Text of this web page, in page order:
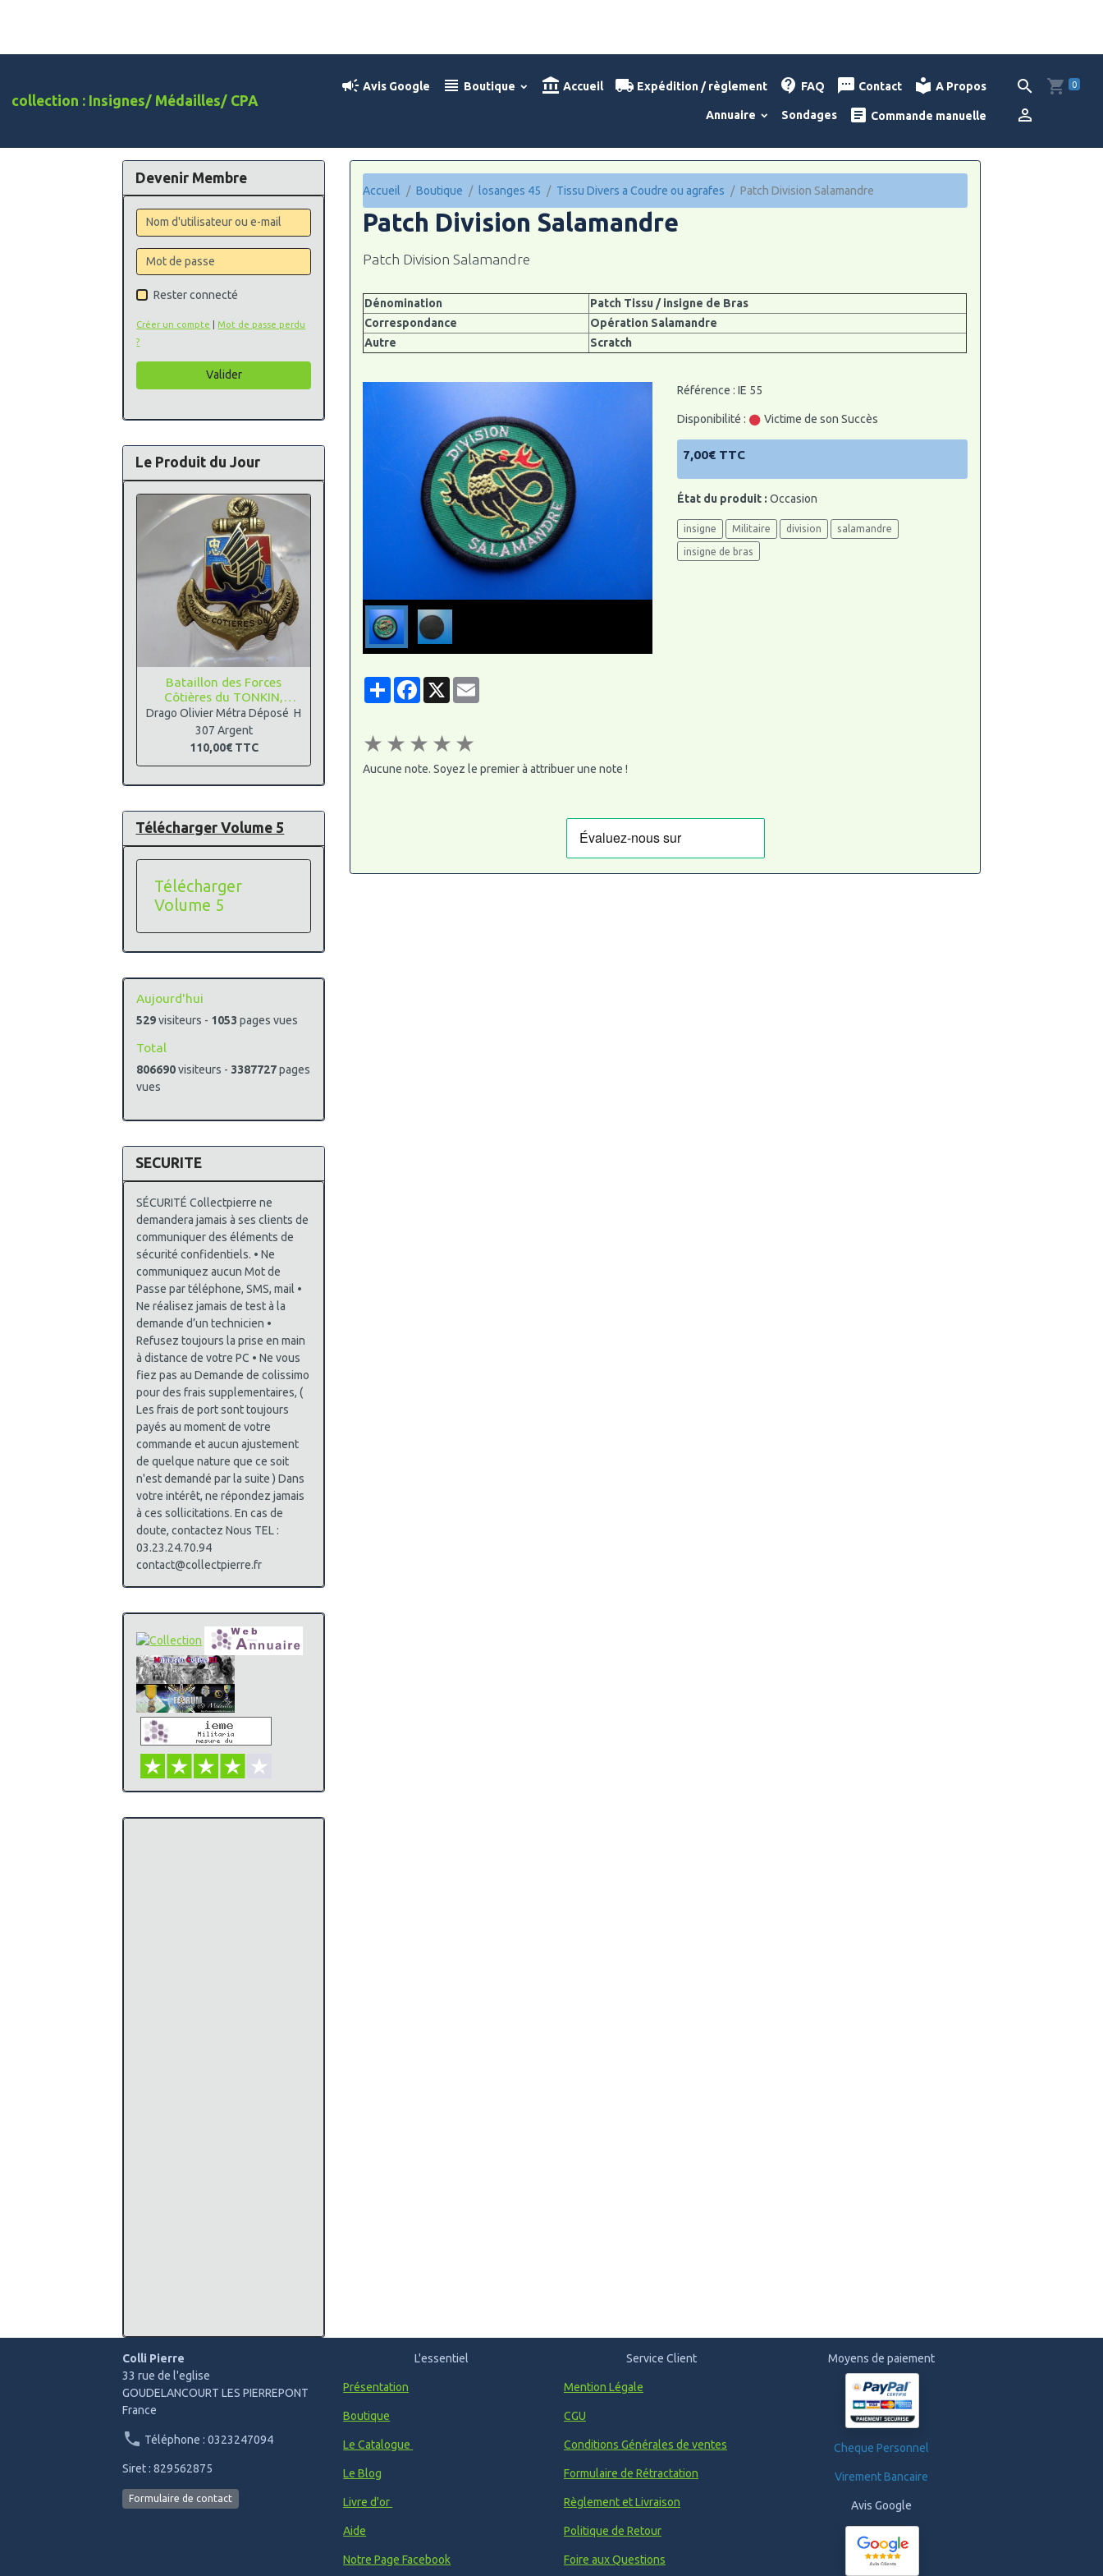
collection : Insignes/ Médailles/ CPA
Avis Google Boutique Accueil Expédition / règlement FAQ Contact A Propos
Annuaire Sondages Commande manuelle
0
Accueil Boutique losanges 45 Tissu Divers a Coudre ou agrafes Patch Division Salamandre
Patch Division Salamandre
Patch Division Salamandre
Dénomination
Patch Tissu / insigne de Bras
Correspondance
Opération Salamandre
Autre
Scratch
Référence : IE 55
Disponibilité : Victime de son Succès
7,00€ TTC
État du produit : Occasion
insigne Militaire division salamandre
insigne de bras
PartagerFacebook
X Email
★ ★ ★ ★ ★
Aucune note. Soyez le premier à attribuer une note !
Devenir Membre
Rester connecté
Créer un compte
Mot de passe perdu
?
Valider
Le Produit du Jour
Bataillon des Forces
Côtières du TONKIN,
Argent
Drago Olivier Métra Déposé H
307 Argent
110,00€ TTC
Télécharger Volume 5
Télécharger
Volume 5
Aujourd'hui
529visiteurs - 1053 pages vues
Total
806690visiteurs - 3387727pages
vues
SECURITE
SÉCURITÉ Collectpierre ne
demandera jamais à ses clients de
communiquer des éléments de
sécurité confidentiels. • Ne
communiquez aucun Mot de
Passe par téléphone, SMS, mail •
Ne réalisez jamais de test à la
demande d’un technicien •
Refusez toujours la prise en main
à distance de votre PC • Ne vous
fiez pas au Demande de colissimo
pour des frais supplementaires, (
Les frais de port sont toujours
payés au moment de votre
commande et aucun ajustement
de quelque nature que ce soit
n'est demandé par la suite ) Dans
votre intérêt, ne répondez jamais
à ces sollicitations. En cas de
doute, contactez Nous TEL :
03.23.24.70.94
contact@collectpierre.fr
Colli Pierre
33 rue de l'eglise
GOUDELANCOURT LES PIERREPONT
France
Téléphone : 0323247094
Siret : 829562875
Formulaire de contact
L'essentiel
Présentation
Boutique
Le Catalogue
Le Blog
Livre d'or
Aide
Notre Page Facebook
Service Client
Mention Légale
CGU
Conditions Générales de ventes
Formulaire de Rétractation
Règlement et Livraison
Politique de Retour
Foire aux Questions
Moyens de paiement
Cheque Personnel
Virement Bancaire
Avis Google